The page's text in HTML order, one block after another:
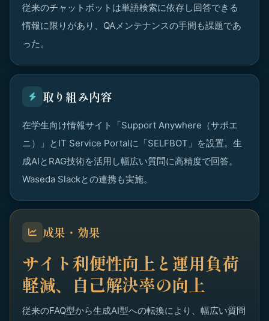
従来のチャットボットは単語検索に依存し回答できる
情報に限りがあり、QAメンテナンスの手間も課題であ
った。
取り組み内容
在学生向け情報サイト「Support Anywhere（サポエ
ニ）」とIT Service Portalに「SELFBOT」を設置。生
成AIとRAG技術を活用し幅広い質問に高精度で回答。
Waseda Slackとの連携も実施。
成果・効果
サイト利便性向上と運用負荷
軽減、自己解決率の向上
従来のFAQ型から生成AI型への転換により、幅広い質問